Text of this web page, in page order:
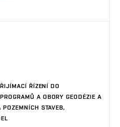
ŘÍZENÍ DO
A OBORY GEODÉZIE A
POZEMNÍCH STAVEB,